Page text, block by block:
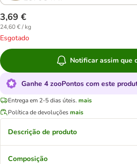
3,69 €
24,60 € / kg
Esgotado
Notificar assim que
Ganhe 4 zooPontos com este
Entrega em 2-5 dias úteis. mais
Política de devoluçõesmais
Descrição de produto
Composição